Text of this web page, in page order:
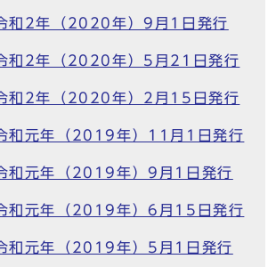
2年（2020年）9月1日発行
2年（2020年）5月21日発行
2年（2020年）2月15日発行
元年（2019年）11月1日発行
元年（2019年）9月1日発行
元年（2019年）6月15日発行
元年（2019年）5月1日発行